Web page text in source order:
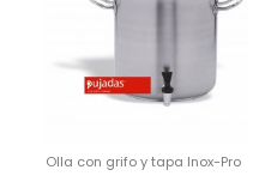
Olla con grifo y tapa Inox-Pro